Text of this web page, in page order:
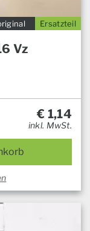
Ersatzteil
Vz
€ 1,14
inkl. MwSt.